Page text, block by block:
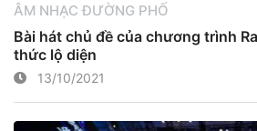
ÂM NHẠC ĐƯỜNG PHỐ
Bài hát chủ đề của chương trình
thức lộ diện
13/10/2021